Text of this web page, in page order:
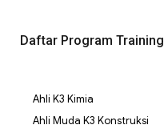
Daftar Program Training
Ahli K3 Kimia
Ahli Muda K3 Konstruksi